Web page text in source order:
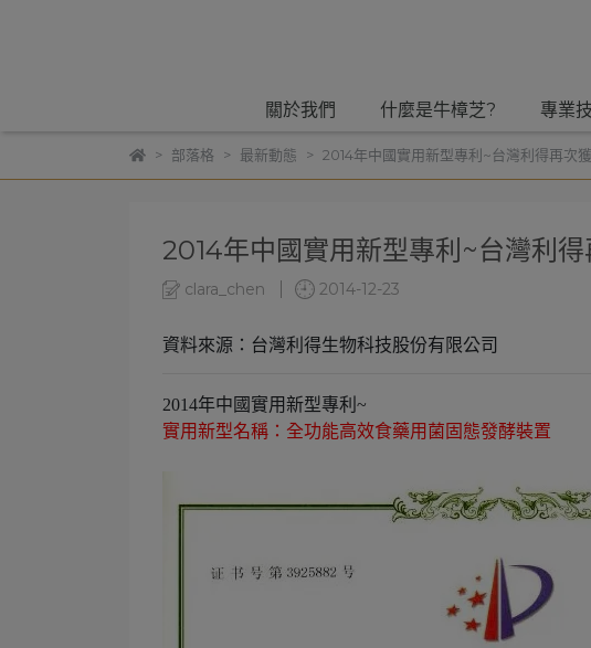
關於我們 什麼是牛樟芝? 專業
部落格 最新動態 2014年中國實用新型專利~台灣利得再次
2014年中國實用新型專利~台灣利
clara_chen 2014-12-23
資料來源：台灣利得生物科技股份有限公司
2014年中國實用新型專利~
實用新型名稱：全功能高效食藥用菌固態發酵裝置